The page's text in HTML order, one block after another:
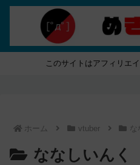
このサイトはアフィリエ
ホーム vtuber な
ななしいんく